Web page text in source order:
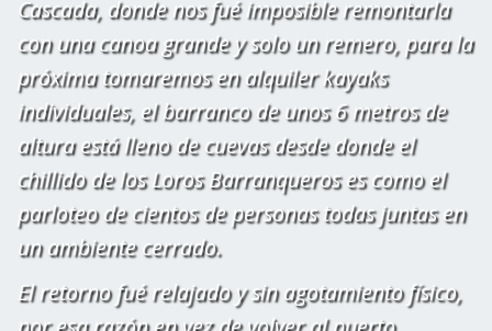
Cascada, donde nos fué imposible remontarla
con una canoa grande y solo un remero, para la
próxima tomaremos en alquiler kayaks
individuales, el barranco de unos 6 metros de
altura está lleno de cuevas desde donde el
chillido de los Loros Barranqueros es como el
parloteo de cientos de personas todas juntas en
un ambiente cerrado.
El retorno fué relajado y sin agotamiento físico,